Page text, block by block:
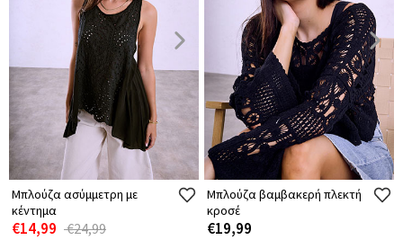
Μπλούζα ασύμμετρη με
κέντημα
€14,99 €24,99
Μπλούζα βαμβακερή πλεκτή
κροσέ
€19,99